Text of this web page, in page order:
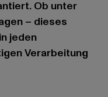
Ob unter
– dieses
jeden
Verarbeitung